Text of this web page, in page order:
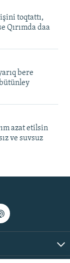
toqtattı,
Qırımda daa
bere
azat etilsin
ve suvsuz